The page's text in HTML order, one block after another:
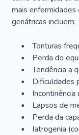
mais
geriátricas incluem:
Tonturas
Perda do
Tendência a
Dificuldades
Incontinência
Lapsos de
Perda da
Iatrogenia